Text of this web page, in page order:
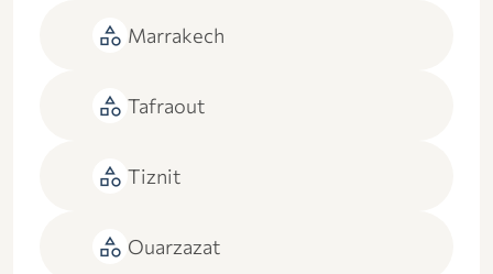
category Marrakech
category Tafraout
category Tiznit
category Ouarzazat